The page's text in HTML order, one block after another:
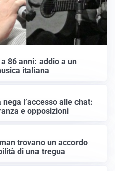
86 anni: addio a un
italiana
l’accesso alle chat:
e opposizioni
trovano un accordo
di una tregua